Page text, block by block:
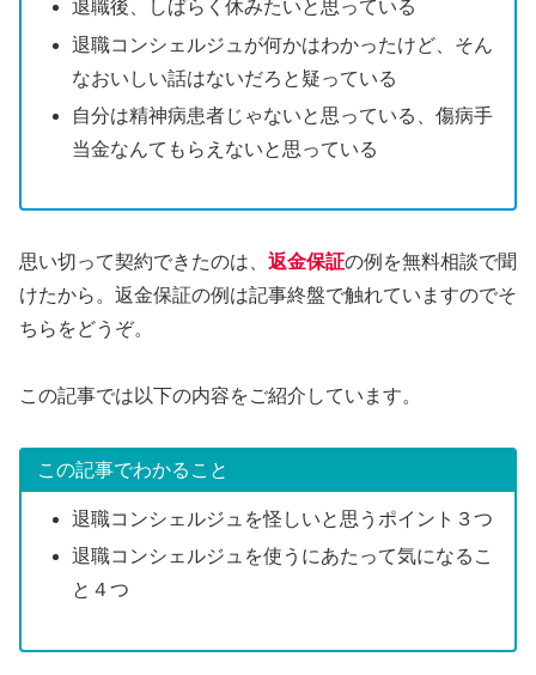
退職後、しばらく休みたいと思っている
退職コンシェルジュが何かはわかったけど、そん
なおいしい話はないだろと疑っている
自分は精神病患者じゃないと思っている、傷病手
当金なんてもらえないと思っている
思い切って契約できたのは、 返金保証の例を無料相談で聞
けたから。返金保証の例は記事終盤で触れていますのでそ
ちらをどうぞ。
この記事では以下の内容をご紹介しています。
この記事でわかること
退職コンシェルジュを怪しいと思うポイント３つ
退職コンシェルジュを使うにあたって気になるこ
と４つ